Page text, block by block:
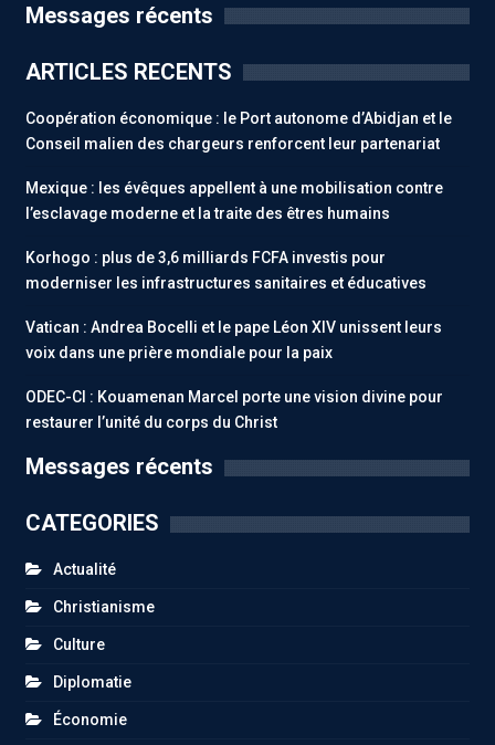
Messages récents
ARTICLES RECENTS
Coopération économique : le Port autonome d’Abidjan et le
Conseil malien des chargeurs renforcent leur partenariat
Mexique : les évêques appellent à une mobilisation contre
l’esclavage moderne et la traite des êtres humains
Korhogo : plus de 3,6 milliards FCFA investis pour
moderniser les infrastructures sanitaires et éducatives
Vatican : Andrea Bocelli et le pape Léon XIV unissent leurs
voix dans une prière mondiale pour la paix
ODEC-CI : Kouamenan Marcel porte une vision divine pour
restaurer l’unité du corps du Christ
Messages récents
CATEGORIES
Actualité
Christianisme
Culture
Diplomatie
Économie